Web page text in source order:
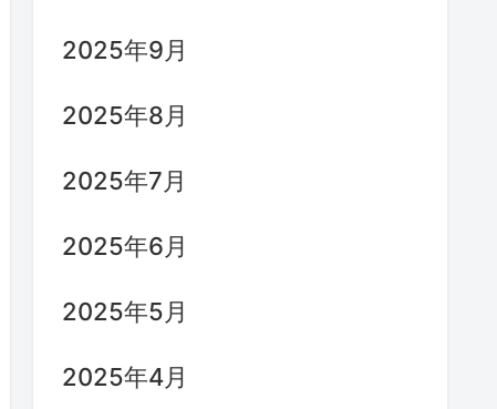
2025年9月
2025年8月
2025年7月
2025年6月
2025年5月
2025年4月